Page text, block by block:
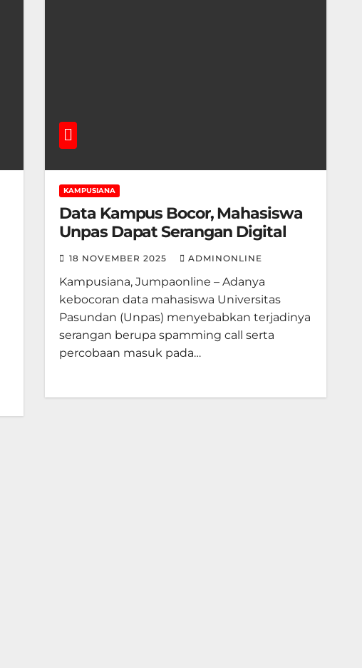
KAMPUSIANA
Data Kampus Bocor, Mahasiswa
Unpas Dapat Serangan Digital
18 NOVEMBER 2025 ADMINONLINE
Kampusiana, Jumpaonline – Adanya
kebocoran data mahasiswa Universitas
Pasundan (Unpas) menyebabkan terjadinya
serangan berupa spamming call serta
percobaan masuk pada…